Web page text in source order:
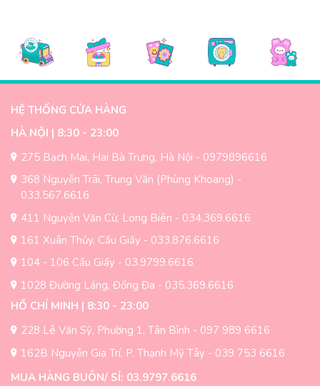
HỆ THỐNG CỬA HÀNG
HÀ NỘI | 8:30 - 23:00
275 Bạch Mai, Hai Bà Trưng, Hà Nội - 0979896616
368 Nguyễn Trãi, Trung Văn (Phùng Khoang) -
033.567.6616
411 Nguyễn Văn Cừ, Long Biên - 034.369.6616
161 Xuân Thủy, Cầu Giấy - 033.876.6616
104 - 106 Cầu Giấy - 03.9799.6616
1028 Đường Láng, Đống Đa - 035.369.6616
HỒ CHÍ MINH | 8:30 - 23:00
228 Lê Văn Sỹ, Phường 1, Tân Bình - 097 989 6616
162B Nguyễn Gia Trí, P. Thạnh Mỹ Tây - 039 753 6616
MUA HÀNG BUÔN/ SỈ: 03.9797.6616